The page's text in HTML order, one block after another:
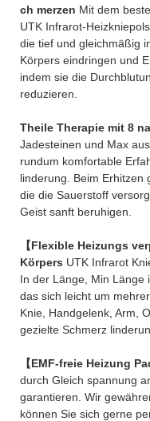
ch merzen Mit dem
UTK Infrarot-
die tief und gleichmäßig
Körpers eindringen und
indem sie die
reduzieren.
Theile Therapie mit 8
Jadesteinen und Max aus
rundum komfortable
linderung. Beim Erhitzen
die die Sauerstoff
Geist sanft beruhigen.
【Flexible Heizungs
Körpers UTK Infrarot
In der Länge, Min Länge
das sich leicht um
Knie, Handgelenk, Arm,
gezielte Schmerz
【EMF-freie Heizung
durch Gleich spannung
garantieren. Wir
können Sie sich gerne